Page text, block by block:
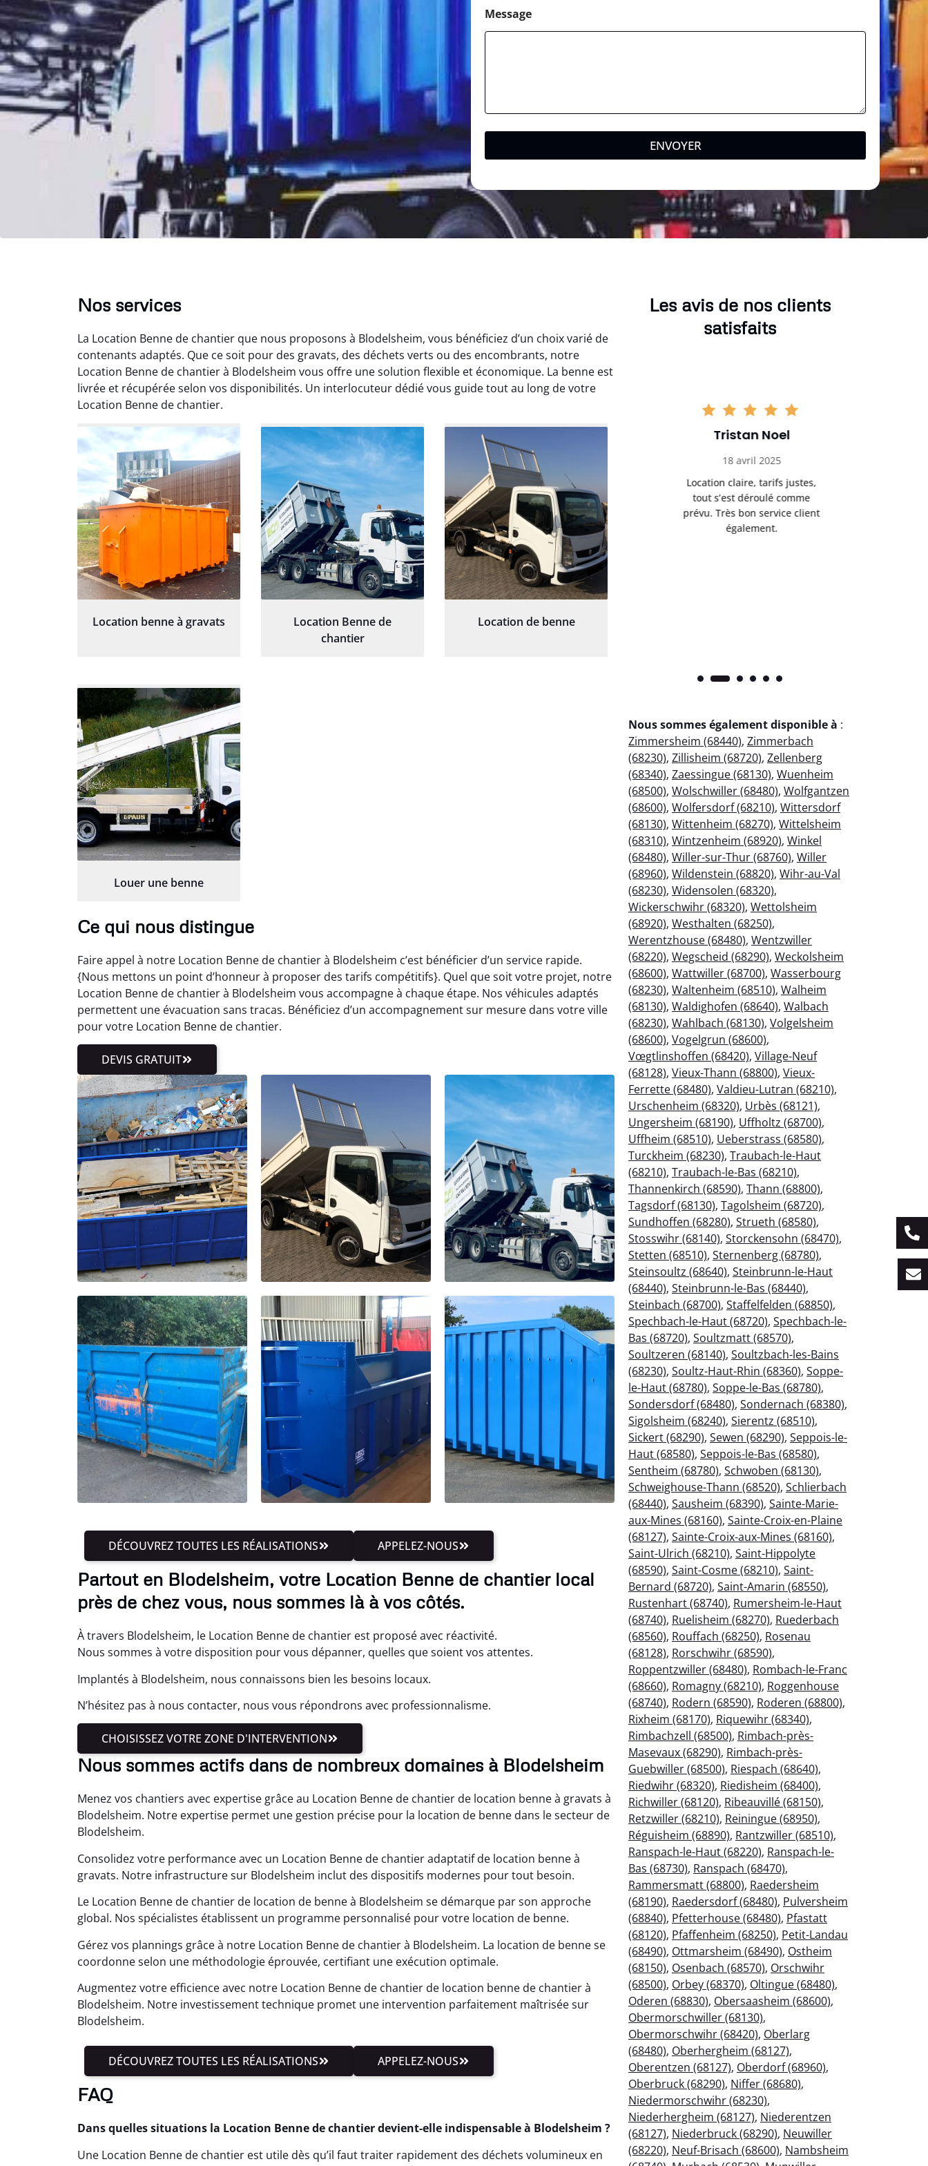
Message
ENVOYER
Nos services
La Location Benne de chantier que nous proposons à Blodelsheim, vous bénéficiez d’un choix varié de
contenants adaptés. Que ce soit pour des gravats, des déchets verts ou des encombrants, notre
Location Benne de chantier à Blodelsheim vous offre une solution flexible et économique. La benne est
livrée et récupérée selon vos disponibilités. Un interlocuteur dédié vous guide tout au long de votre
Location Benne de chantier.
Location benne à gravats
Location Benne de
chantier
Location de benne
Louer une benne
Ce qui nous distingue
Faire appel à notre Location Benne de chantier à Blodelsheim c’est bénéficier d’un service rapide.
{Nous mettons un point d’honneur à proposer des tarifs compétitifs}. Quel que soit votre projet, notre
Location Benne de chantier à Blodelsheim vous accompagne à chaque étape. Nos véhicules adaptés
permettent une évacuation sans tracas. Bénéficiez d’un accompagnement sur mesure dans votre ville
pour votre Location Benne de chantier.
DEVIS GRATUIT
DÉCOUVREZ TOUTES LES RÉALISATIONS APPELEZ-NOUS
Partout en Blodelsheim, votre Location Benne de chantier local
près de chez vous, nous sommes là à vos côtés.
À travers Blodelsheim, le Location Benne de chantier est proposé avec réactivité.
Nous sommes à votre disposition pour vous dépanner, quelles que soient vos attentes.
Implantés à Blodelsheim, nous connaissons bien les besoins locaux.
N’hésitez pas à nous contacter, nous vous répondrons avec professionnalisme.
CHOISISSEZ VOTRE ZONE D'INTERVENTION
Nous sommes actifs dans de nombreux domaines à Blodelsheim
Menez vos chantiers avec expertise grâce au Location Benne de chantier de location benne à gravats à
Blodelsheim. Notre expertise permet une gestion précise pour la location de benne dans le secteur de
Blodelsheim.
Consolidez votre performance avec un Location Benne de chantier adaptatif de location benne à
gravats. Notre infrastructure sur Blodelsheim inclut des dispositifs modernes pour tout besoin.
Le Location Benne de chantier de location de benne à Blodelsheim se démarque par son approche
global. Nos spécialistes établissent un programme personnalisé pour votre location de benne.
Gérez vos plannings grâce à notre Location Benne de chantier à Blodelsheim. La location de benne se
coordonne selon une méthodologie éprouvée, certifiant une exécution optimale.
Augmentez votre efficience avec notre Location Benne de chantier de location benne de chantier à
Blodelsheim. Notre investissement technique promet une intervention parfaitement maîtrisée sur
Blodelsheim.
DÉCOUVREZ TOUTES LES RÉALISATIONS APPELEZ-NOUS
FAQ
Dans quelles situations la Location Benne de chantier devient-elle indispensable à Blodelsheim ?
Une Location Benne de chantier est utile dès qu’il faut traiter rapidement des déchets volumineux en
Les avis de nos clients
satisfaits
Aurélie Bonnet
21 juin 2024
Le service de terrassement
jardin à Var était
exceptionnel. L'équipe a
travaillé de manière efficace
et professionnelle, laissant
notre jardin impeccable et
prêt pour notre nouveau
projet d'aménagement
6 avril 2025
Parfait pour évacuer les
gravats de mon chantier.
Service rapide et efficace. Je
recommande sans
hésitation.
Tristan Noel
18 avril 2025
Location claire, tarifs justes,
tout s’est déroulé comme
prévu. Très bon service client
également.
Nous sommes également disponible à :
Zimmersheim (68440), Zimmerbach
(68230), Zillisheim (68720), Zellenberg
(68340), Zaessingue (68130), Wuenheim
(68500), Wolschwiller (68480), Wolfgantzen
(68600), Wolfersdorf (68210), Wittersdorf
(68130), Wittenheim (68270), Wittelsheim
(68310), Wintzenheim (68920), Winkel
(68480), Willer-sur-Thur (68760), Willer
(68960), Wildenstein (68820), Wihr-au-Val
(68230), Widensolen (68320),
Wickerschwihr (68320), Wettolsheim
(68920), Westhalten (68250),
Werentzhouse (68480), Wentzwiller
(68220), Wegscheid (68290), Weckolsheim
(68600), Wattwiller (68700), Wasserbourg
(68230), Waltenheim (68510), Walheim
(68130), Waldighofen (68640), Walbach
(68230), Wahlbach (68130), Volgelsheim
(68600), Vogelgrun (68600),
Vœgtlinshoffen (68420), Village-Neuf
(68128), Vieux-Thann (68800), Vieux-
Ferrette (68480), Valdieu-Lutran (68210),
Urschenheim (68320), Urbès (68121),
Ungersheim (68190), Uffholtz (68700),
Uffheim (68510), Ueberstrass (68580),
Turckheim (68230), Traubach-le-Haut
(68210), Traubach-le-Bas (68210),
Thannenkirch (68590), Thann (68800),
Tagsdorf (68130), Tagolsheim (68720),
Sundhoffen (68280), Strueth (68580),
Stosswihr (68140), Storckensohn (68470),
Stetten (68510), Sternenberg (68780),
Steinsoultz (68640), Steinbrunn-le-Haut
(68440), Steinbrunn-le-Bas (68440),
Steinbach (68700), Staffelfelden (68850),
Spechbach-le-Haut (68720), Spechbach-le-
Bas (68720), Soultzmatt (68570),
Soultzeren (68140), Soultzbach-les-Bains
(68230), Soultz-Haut-Rhin (68360), Soppe-
le-Haut (68780), Soppe-le-Bas (68780),
Sondersdorf (68480), Sondernach (68380),
Sigolsheim (68240), Sierentz (68510),
Sickert (68290), Sewen (68290), Seppois-le-
Haut (68580), Seppois-le-Bas (68580),
Sentheim (68780), Schwoben (68130),
Schweighouse-Thann (68520), Schlierbach
(68440), Sausheim (68390), Sainte-Marie-
aux-Mines (68160), Sainte-Croix-en-Plaine
(68127), Sainte-Croix-aux-Mines (68160),
Saint-Ulrich (68210), Saint-Hippolyte
(68590), Saint-Cosme (68210), Saint-
Bernard (68720), Saint-Amarin (68550),
Rustenhart (68740), Rumersheim-le-Haut
(68740), Ruelisheim (68270), Ruederbach
(68560), Rouffach (68250), Rosenau
(68128), Rorschwihr (68590),
Roppentzwiller (68480), Rombach-le-Franc
(68660), Romagny (68210), Roggenhouse
(68740), Rodern (68590), Roderen (68800),
Rixheim (68170), Riquewihr (68340),
Rimbachzell (68500), Rimbach-près-
Masevaux (68290), Rimbach-près-
Guebwiller (68500), Riespach (68640),
Riedwihr (68320), Riedisheim (68400),
Richwiller (68120), Ribeauvillé (68150),
Retzwiller (68210), Reiningue (68950),
Réguisheim (68890), Rantzwiller (68510),
Ranspach-le-Haut (68220), Ranspach-le-
Bas (68730), Ranspach (68470),
Rammersmatt (68800), Raedersheim
(68190), Raedersdorf (68480), Pulversheim
(68840), Pfetterhouse (68480), Pfastatt
(68120), Pfaffenheim (68250), Petit-Landau
(68490), Ottmarsheim (68490), Ostheim
(68150), Osenbach (68570), Orschwihr
(68500), Orbey (68370), Oltingue (68480),
Oderen (68830), Obersaasheim (68600),
Obermorschwiller (68130),
Obermorschwihr (68420), Oberlarg
(68480), Oberhergheim (68127),
Oberentzen (68127), Oberdorf (68960),
Oberbruck (68290), Niffer (68680),
Niedermorschwihr (68230),
Niederhergheim (68127), Niederentzen
(68127), Niederbruck (68290), Neuwiller
(68220), Neuf-Brisach (68600), Nambsheim